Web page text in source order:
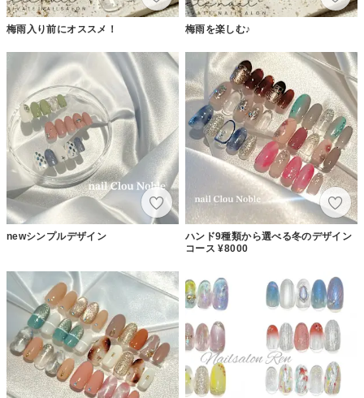
梅雨入り前にオススメ！ 梅雨を楽しむ♪
newシンプルデザイン
ハンド9種類から選べる冬のデザイン
コース ¥8000